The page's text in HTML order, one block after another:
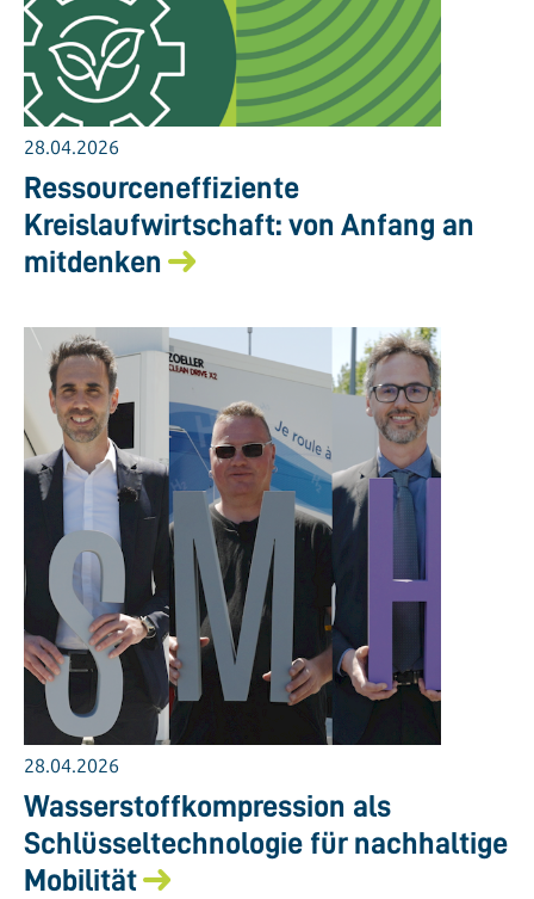
28.04.2026
Ressourceneffiziente
Kreislaufwirtschaft: von Anfang an
mitdenken
28.04.2026
Wasserstoffkompression als
Schlüsseltechnologie für nachhaltige
Mobilität